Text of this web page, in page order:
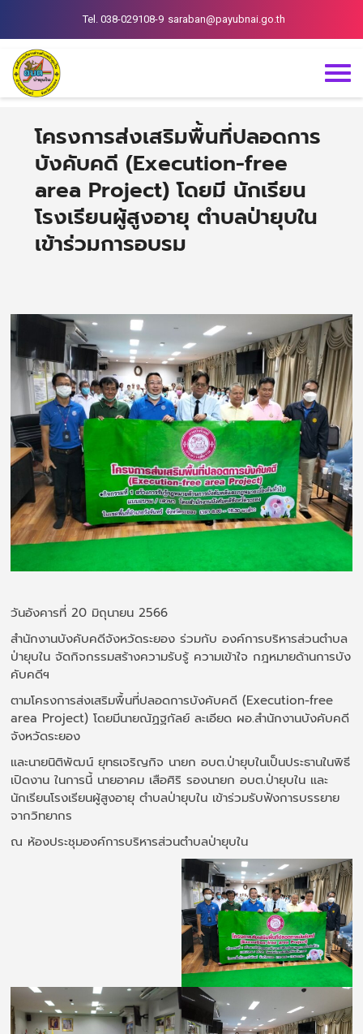
Tel. 038-029108-9 saraban@payubnai.go.th
โครงการส่งเสริมพื้นที่ปลอดการ
บังคับคดี (Execution-free
area Project) โดยมี นักเรียน
โรงเรียนผู้สูงอายุ ตำบลป่ายุบใน
เข้าร่วมการอบรม
วันอังคารที่ 20 มิถุนายน 2566
สำนักงานบังคับคดีจังหวัดระยอง ร่วมกับ องค์การบริหารส่วนตำบล
ป่ายุบใน จัดกิจกรรมสร้างความรับรู้ ความเข้าใจ กฎหมายด้านการบัง
คับคดีฯ
ตามโครงการส่งเสริมพื้นที่ปลอดการบังคับคดี (Execution-free
area Project) โดยมีนายณัฏฐกัลย์ ละเอียด ผอ.สำนักงานบังคับคดี
จังหวัดระยอง
และนายนิติพัฒน์ ยุทธเจริญกิจ นายก อบต.ป่ายุบในเป็นประธานในพิธี
เปิดงาน ในการนี้ นายอาคม เสือศิริ รองนายก อบต.ป่ายุบใน และ
นักเรียนโรงเรียนผู้สูงอายุ ตำบลป่ายุบใน เข้าร่วมรับฟังการบรรยาย
จากวิทยากร
ณ ห้องประชุมองค์การบริหารส่วนตำบลป่ายุบใน